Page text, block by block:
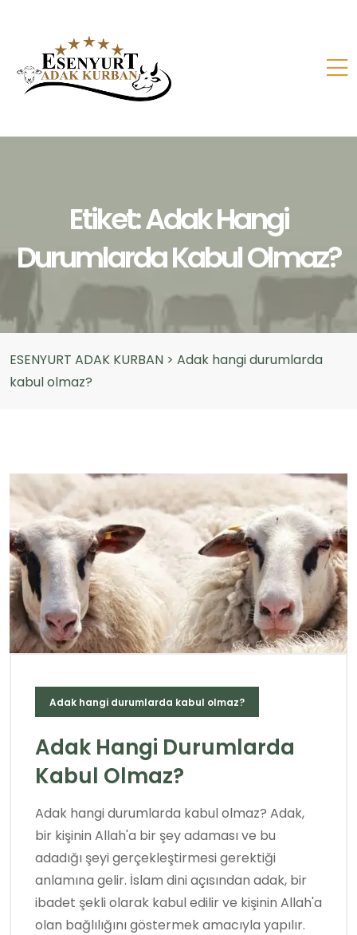
Etiket:Adak Hangi
Durumlarda Kabul Olmaz?
ESENYURT ADAK KURBAN > Adak hangi durumlarda
kabul olmaz?
Adak hangi durumlarda kabul olmaz?
Adak Hangi Durumlarda
Kabul Olmaz?
Adak hangi durumlarda kabul olmaz? Adak,
bir kişinin Allah'a bir şey adaması ve bu
adadığı şeyi gerçekleştirmesi gerektiği
anlamına gelir. İslam dini açısından adak, bir
ibadet şekli olarak kabul edilir ve kişinin Allah'a
olan bağlılığını göstermek amacıyla yapılır.